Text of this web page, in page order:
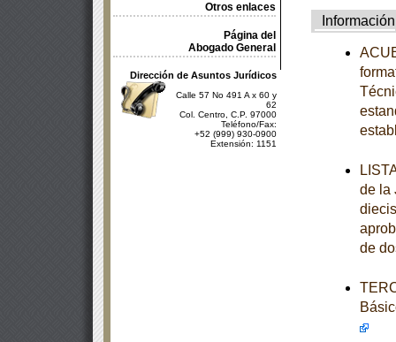
Otros enlaces
Página del
Abogado General
Dirección de Asuntos Jurídicos
Calle 57 No 491 A x 60 y
62
Col. Centro, C.P. 97000
Teléfono/Fax:
+52 (999) 930-0900
Extensión: 1151
Información
de la
de